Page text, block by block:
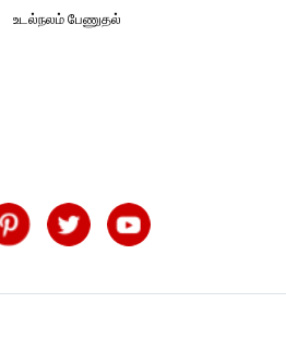
உடல்நலம் பேணுதல்